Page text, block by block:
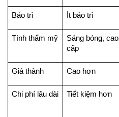
Bảo trì Ít bảo trì
Tính thẩm mỹ
Sáng bóng, cao
cấp
Giá thành Cao hơn
Chi phí lâu dài Tiết kiệm hơn